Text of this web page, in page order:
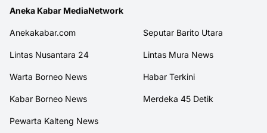
Aneka Kabar MediaNetwork
Anekakabar.com Seputar Barito Utara
Lintas Nusantara 24 Lintas Mura News
Warta Borneo News Habar Terkini
Kabar Borneo News Merdeka 45 Detik
Pewarta Kalteng News